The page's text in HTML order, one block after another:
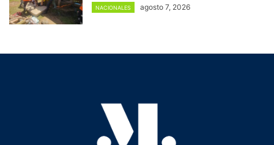
NACIONALES agosto 7, 2026